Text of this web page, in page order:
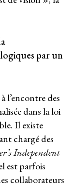
par un
l’encontre des
dans la loi
Il existe
chargé des
Independent
est parfois
collaborateurs